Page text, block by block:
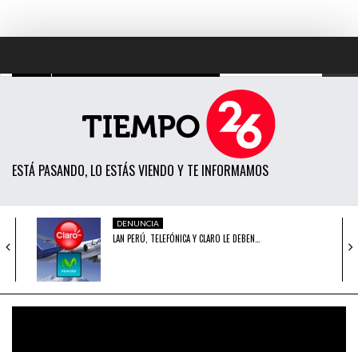
ESTÁ PASANDO, LO ESTÁS VIENDO Y TE INFORMAMOS
POLÍTICA
ECONOMÍA
SOCIEDAD
CIENCIA
OPINIÓN
DENUNCIA
LAN PERÚ, TELEFÓNICA Y CLARO LE DEBEN…